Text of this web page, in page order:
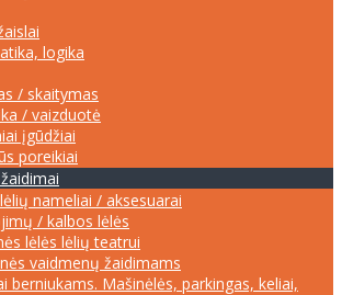
logika
/ skaitymas
/ vaizduotė
įgūdžiai
poreikiai
nameliai / aksesuarai
/ kalbos lėlės
lėlės lėlių teatrui
vaidmenų žaidimams
berniukams. Mašinėlės, parkingas, keliai,